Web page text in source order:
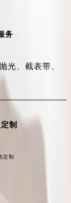
务
光、 截表带、
制
定制